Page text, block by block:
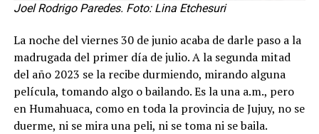
Joel Rodrigo Paredes. Foto: Lina Etchesuri
La noche del viernes 30 de junio acaba de darle paso a la
madrugada del primer día de julio. A la segunda mitad
del año 2023 se la recibe durmiendo, mirando alguna
película, tomando algo o bailando. Es la una a.m., pero
en Humahuaca, como en toda la provincia de Jujuy, no se
duerme, ni se mira una peli, ni se toma ni se baila.